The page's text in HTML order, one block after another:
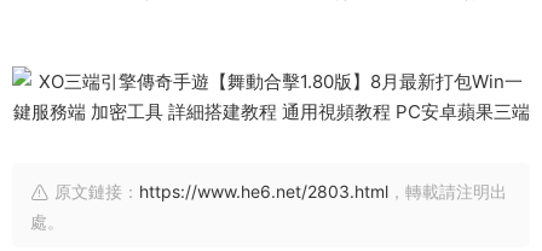
原文鏈接： https://www.he6.net/2803.html ，轉載請注明出
處。